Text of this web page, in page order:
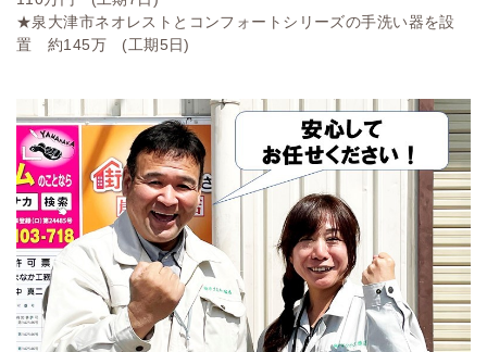
★泉大津市ネオレストとコンフォートシリーズの手洗い器を設
置 約145万 (工期5日)